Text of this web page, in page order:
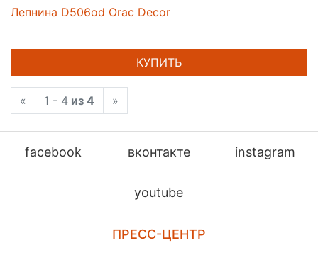
Лепнина D506od Orac Decor
КУПИТЬ
« 1 - 4 из 4 »
facebook вконтакте instagram
youtube
ПРЕСС-ЦЕНТР